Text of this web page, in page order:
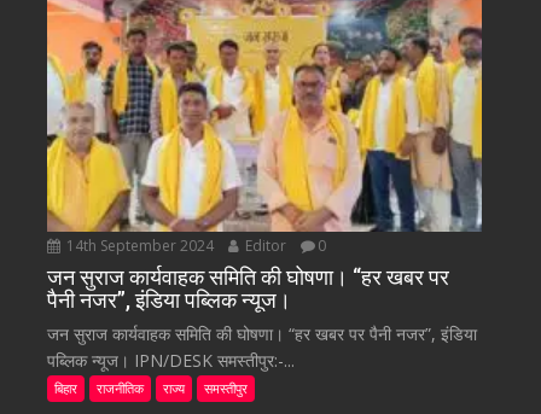
14th September 2024 Editor 0
जन सुराज कार्यवाहक समिति की घोषणा। “हर खबर पर
पैनी नजर”, इंडिया पब्लिक न्यूज।
जन सुराज कार्यवाहक समिति की घोषणा। “हर खबर पर पैनी नजर”, इंडिया
पब्लिक न्यूज। IPN/DESK समस्तीपुर:-...
बिहार राजनीतिक राज्य समस्तीपुर